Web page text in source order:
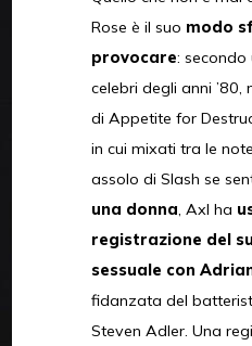
Rose è il suo modo
provocare: secondo
celebri degli anni ’80,
di Appetite for
in cui mixati tra le
assolo di Slash se
una donna, Axl ha
registrazione del
sessuale con
fidanzata del
Steven Adler. Una